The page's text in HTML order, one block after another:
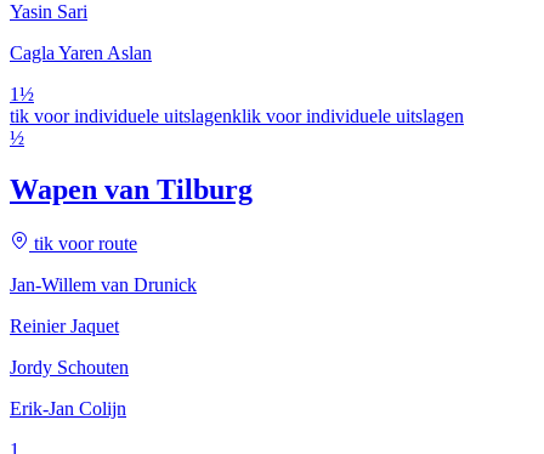
Yasin Sari
Cagla Yaren Aslan
1½
tik voor individuele uitslagenklik voor individuele uitslagen
½
Wapen van Tilburg
tik voor route
Jan-Willem van Drunick
Reinier Jaquet
Jordy Schouten
Erik-Jan Colijn
1